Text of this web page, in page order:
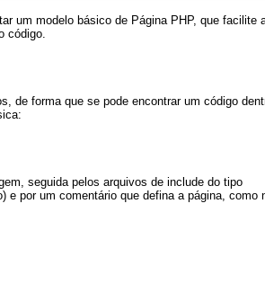
um modelo básico de Página PHP, que facilite
código.
de forma que se pode encontrar um código
seguida pelos arquivos de include do tipo
e por um comentário que defina a página, como